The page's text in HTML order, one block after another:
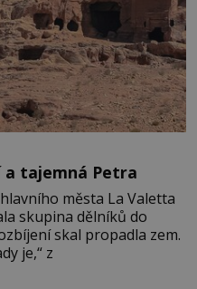
a tajemná Petra
města La Valetta
skupina dělníků do
skal propadla zem.
je,“ z